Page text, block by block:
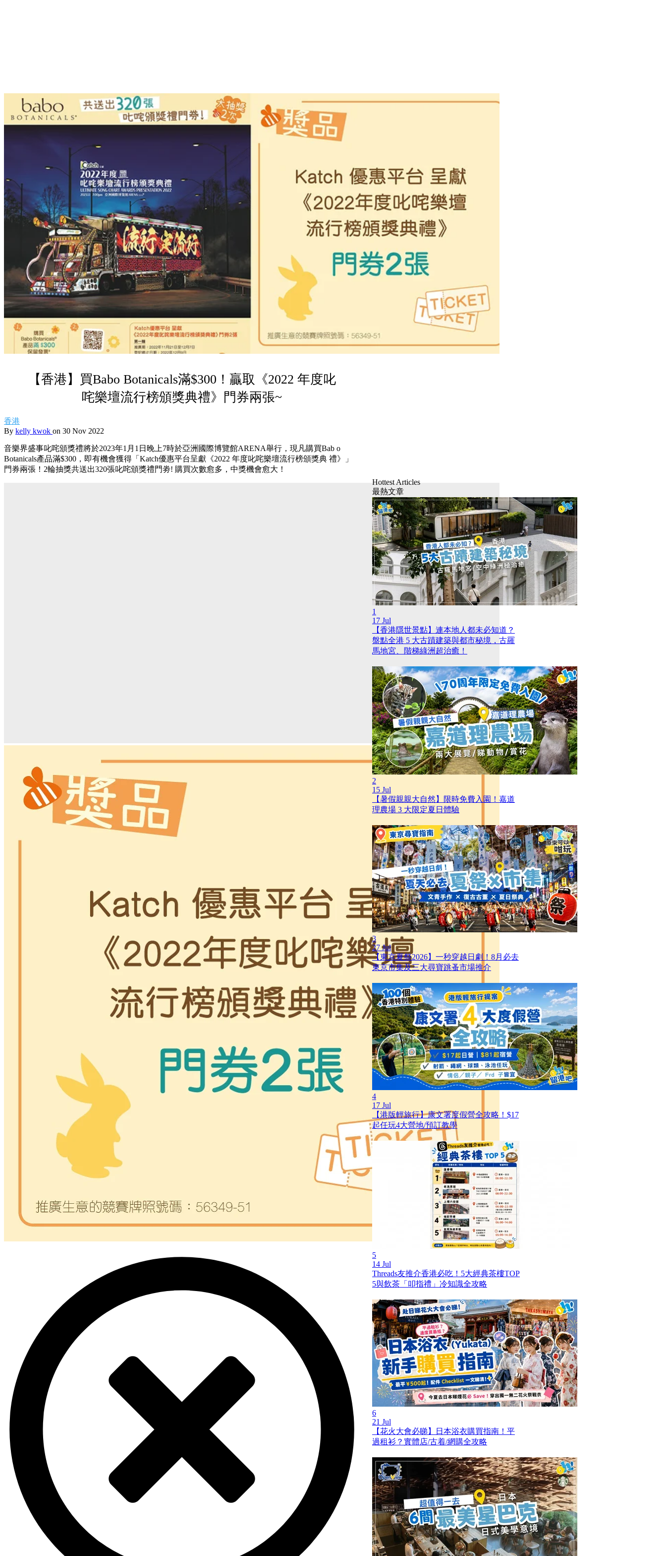
【香港】買Babo Botanicals滿$300！贏取《2022 年度叱
咤樂壇流行榜頒獎典禮》門券兩張~
香港
By kelly kwok on 30 Nov 2022
音樂界盛事叱咤頒獎禮將於2023年1月1日晚上7時於亞洲國際博覽館ARENA舉行，現凡購買Bab o
Botanicals產品滿$300，即有機會獲得「Katch優惠平台呈獻《2022 年度叱咤樂壇流行榜頒獎典 禮》」
門券兩張！2輪抽獎共送出320張叱咤頒獎禮門劵! 購買次數愈多，中獎機會愈大！
Hottest Articles
最熱文章
1
17 Jul
【香港隱世景點】連本地人都未必知道？
盤點全港 5 大古蹟建築與都市秘境，古羅
馬地宮、階梯綠洲超治癒！
2
15 Jul
【暑假親親大自然】限時免費入園！嘉道
理農場 3 大限定夏日體驗
3
27 Jul
【東京夏祭2026】一秒穿越日劇！8月必去
東京市集及三大尋寶跳蚤市場推介
4
17 Jul
【港版輕旅行】康文署度假營全攻略！$17
起任玩4大營地/預訂教學
5
14 Jul
Threads友推介香港必吃！5大經典茶樓TOP
5與飲茶「叩指禮」冷知識全攻略
6
21 Jul
【花火大會必睇】日本浴衣購買指南！平
過租衫？實體店/古着/網購全攻略